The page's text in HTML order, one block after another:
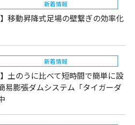
新着情報
】移動昇降式足場の壁繋ぎの効率化
新着情報
】土のうに比べて短時間で簡単に設
易膨張ダムシステム「タイガーダ